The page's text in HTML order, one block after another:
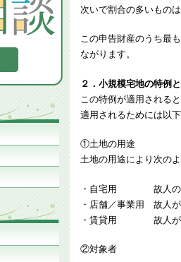
次いで割合の多いもの
この申告財産のうち最
ながります。
２．小規模宅地の特例
この特例が適用される
適用されるためには以
①土地の用途
土地の用途により次の
・自宅用 故人の自
・店舗／事業用 故人
・賃貸用 故人が優勝
②対象者